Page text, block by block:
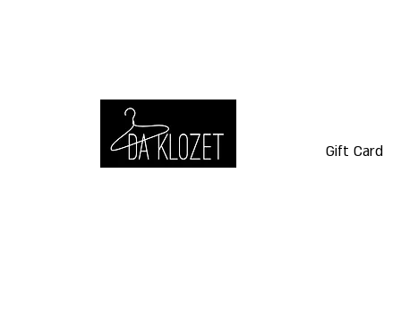
Gift Card